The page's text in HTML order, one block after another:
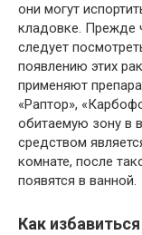
они могут
кладовке. Прежде
следует
появлению этих
применяют
«Раптор»,
обитаемую зону в
средством
комнате, после
появятся в ванной.
Как